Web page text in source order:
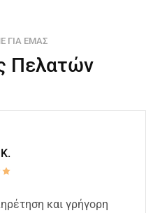
ΓΙΑ ΕΜΑΣ
Πελατών
και γρήγορη